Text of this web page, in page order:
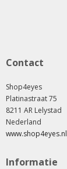
Contact
Shop4eyes
Platinastraat 75
8211 AR Lelystad
Nederland
www.shop4eyes.nl
Informatie